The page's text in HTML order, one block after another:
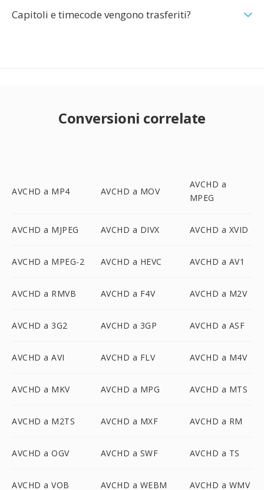
Capitoli e timecode vengono trasferiti?
Conversioni correlate
AVCHD a MP4 AVCHD a MOV
AVCHD a
MPEG
AVCHD a MJPEG AVCHD a DIVX AVCHD a XVID
AVCHD a MPEG-2 AVCHD a HEVC AVCHD a AV1
AVCHD a RMVB AVCHD a F4V AVCHD a M2V
AVCHD a 3G2 AVCHD a 3GP AVCHD a ASF
AVCHD a AVI AVCHD a FLV AVCHD a M4V
AVCHD a MKV AVCHD a MPG AVCHD a MTS
AVCHD a M2TS AVCHD a MXF AVCHD a RM
AVCHD a OGV AVCHD a SWF AVCHD a TS
AVCHD a VOB AVCHD a WEBM AVCHD a WMV